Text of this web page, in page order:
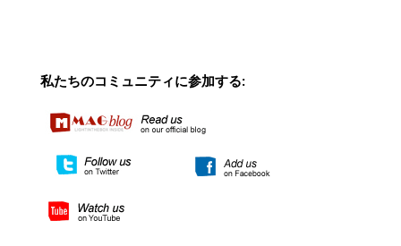
私たちのコミュニティに参加する: